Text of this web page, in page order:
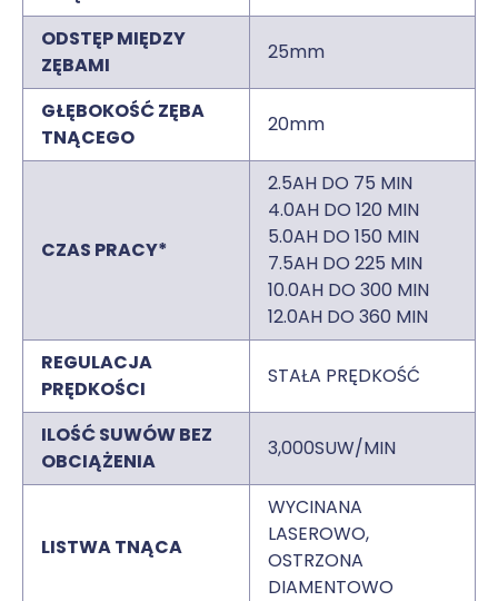
ODSTĘP MIĘDZY
ZĘBAMI
25mm
GŁĘBOKOŚĆ ZĘBA
TNĄCEGO
20mm
CZAS PRACY*
2.5AH DO 75 MIN
4.0AH DO 120 MIN
5.0AH DO 150 MIN
7.5AH DO 225 MIN
10.0AH DO 300 MIN
12.0AH DO 360 MIN
REGULACJA
PRĘDKOŚCI
STAŁA PRĘDKOŚĆ
ILOŚĆ SUWÓW BEZ
OBCIĄŻENIA
3,000SUW/MIN
LISTWA TNĄCA
WYCINANA
LASEROWO,
OSTRZONA
DIAMENTOWO